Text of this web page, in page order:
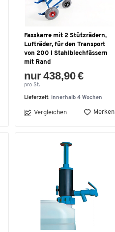
Fasskarre mit 2 Stützrädern,
Lufträder, für den Transport
von 200 l Stahlblechfässern
mit Rand
nur 438,90 €
pro St.
Lieferzeit: innerhalb 4 Wochen
Vergleichen Merken